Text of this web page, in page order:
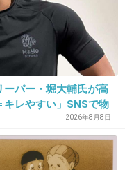
貰えるhideちゃ
ァンとして誇り
+26 -4
ーパー・堀大輔氏が高
レやすい」SNSで物
2026年8月8日